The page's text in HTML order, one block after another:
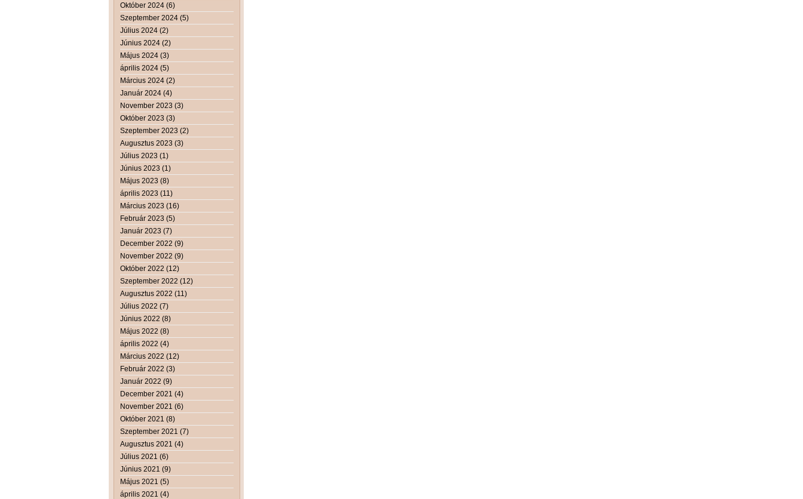
Október 2024 (6)
Szeptember 2024 (5)
Július 2024 (2)
Június 2024 (2)
Május 2024 (3)
április 2024 (5)
Március 2024 (2)
Január 2024 (4)
November 2023 (3)
Október 2023 (3)
Szeptember 2023 (2)
Augusztus 2023 (3)
Július 2023 (1)
Június 2023 (1)
Május 2023 (8)
április 2023 (11)
Március 2023 (16)
Február 2023 (5)
Január 2023 (7)
December 2022 (9)
November 2022 (9)
Október 2022 (12)
Szeptember 2022 (12)
Augusztus 2022 (11)
Július 2022 (7)
Június 2022 (8)
Május 2022 (8)
április 2022 (4)
Március 2022 (12)
Február 2022 (3)
Január 2022 (9)
December 2021 (4)
November 2021 (6)
Október 2021 (8)
Szeptember 2021 (7)
Augusztus 2021 (4)
Július 2021 (6)
Június 2021 (9)
Május 2021 (5)
április 2021 (4)